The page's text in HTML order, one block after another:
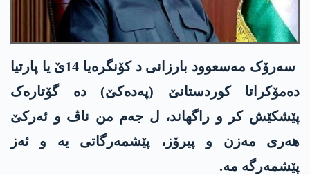
سەرۆک مەسعوود بارزانی د کۆنگرەیا 14ێ یا پارتیا
دەمۆکراتا کوردستانێ (پەدەکێ) دە گۆتارەک
پێشکێش کر و راگھاند، ل جەم من ناڤ و ئەرکێ
ھەری مەزن و پیرۆز، پێشمەرگاتی یە و ئەز
پێشمەرگە مە.